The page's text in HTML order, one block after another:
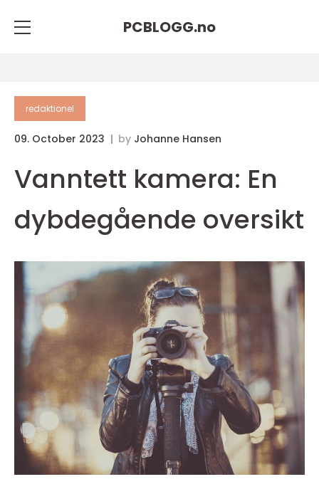
PCBLOGG.no
redaktionel
09. October 2023 by Johanne Hansen
Vanntett kamera: En
dybdegående oversikt